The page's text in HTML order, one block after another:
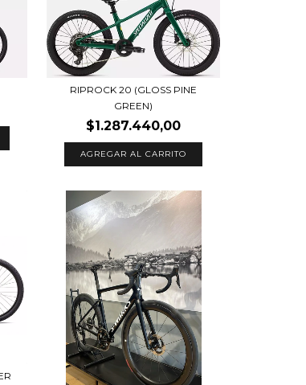
RIPROCK 20 (GLOSS PINE
GREEN)
$1.287.440,00